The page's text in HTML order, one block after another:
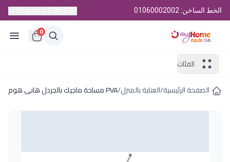
الخط الساخن: 01060002002
0
الفئات
الصفحة الرئيسية/العناية بالمنزل/PVA مساحة ماجيك بالجردل هابى هوم